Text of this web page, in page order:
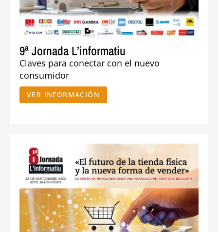
9ª Jornada L’informatiu
Claves para conectar con el nuevo
consumidor
VER INFORMACIÓN